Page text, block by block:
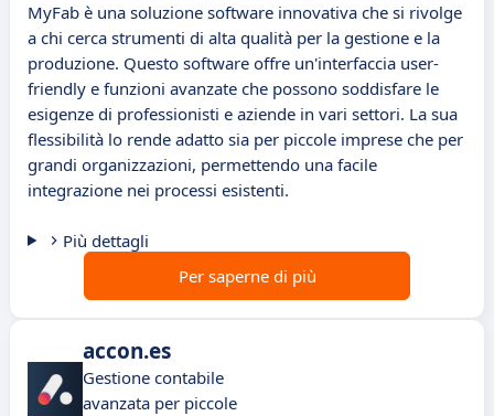
MyFab è una soluzione software innovativa che si rivolge
a chi cerca strumenti di alta qualità per la gestione e la
produzione. Questo software offre un'interfaccia user-
friendly e funzioni avanzate che possono soddisfare le
esigenze di professionisti e aziende in vari settori. La sua
flessibilità lo rende adatto sia per piccole imprese che per
grandi organizzazioni, permettendo una facile
integrazione nei processi esistenti.
Più dettagli
Per saperne di più
accon.es
Gestione contabile
avanzata per piccole